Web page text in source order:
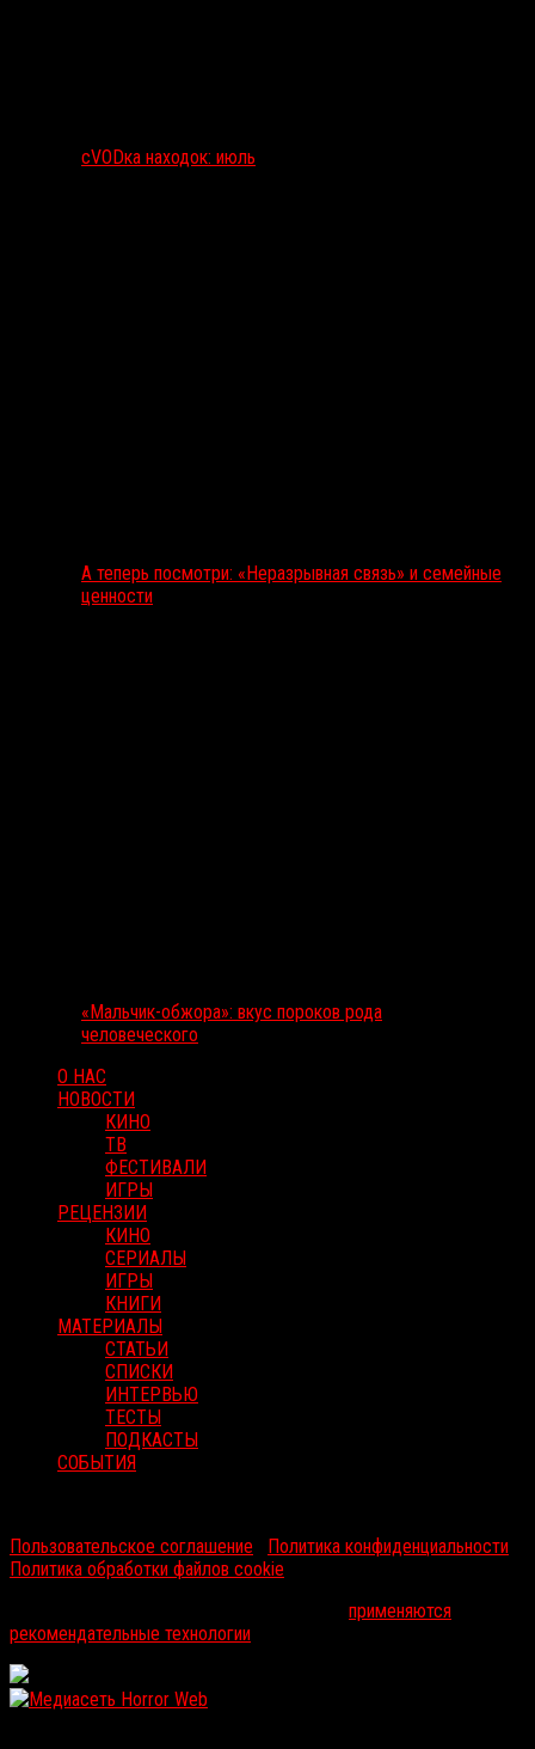
сVODка находок: июль
А теперь посмотри: «Неразрывная связь» и семейные
ценности
«Мальчик-обжора»: вкус пороков рода
человеческого
О НАС
НОВОСТИ
КИНО
ТВ
ФЕСТИВАЛИ
ИГРЫ
РЕЦЕНЗИИ
КИНО
СЕРИАЛЫ
ИГРЫ
КНИГИ
МАТЕРИАЛЫ
СТАТЬИ
СПИСКИ
ИНТЕРВЬЮ
ТЕСТЫ
ПОДКАСТЫ
СОБЫТИЯ
Пользовательское соглашение
Политика конфиденциальности
Политика обработки файлов cookie
применяются
рекомендательные технологии